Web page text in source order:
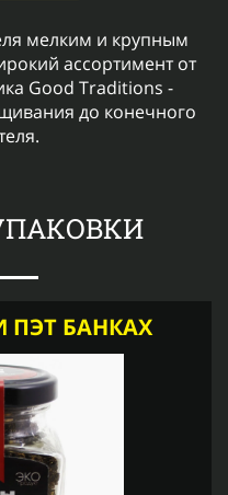
мелким и крупным
ассортимент от
Good Traditions -
до конечного
ПЭТ БАНКАХ